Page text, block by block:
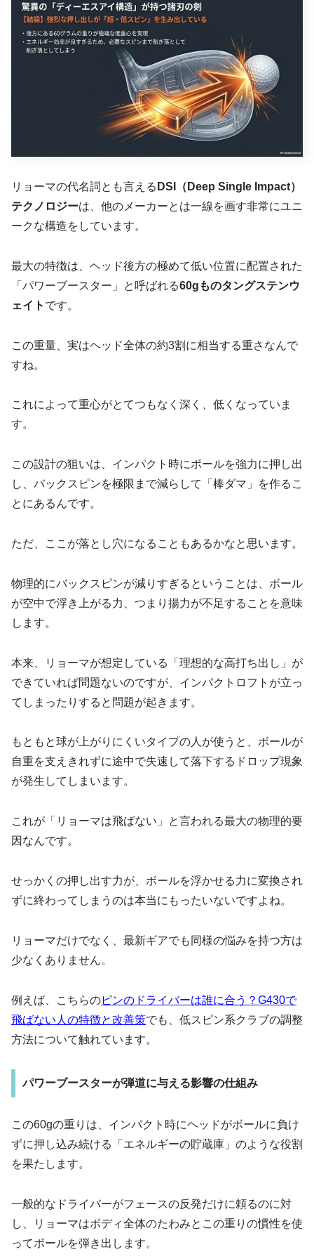
リョーマの代名詞とも言える DSI（Deep Single Impact）
テクノロジーは、他のメーカーとは一線を画す非常にユニ
ークな構造をしています。
最大の特徴は、ヘッド後方の極めて低い位置に配置された
「パワーブースター」と呼ばれる60gものタングステンウ
ェイト です。
この重量、実はヘッド全体の約3割に相当する重さなんで
すね。
これによって重心がとてつもなく深く、低くなっていま
す。
この設計の狙いは、インパクト時にボールを強力に押し出
し、バックスピンを極限まで減らして「棒ダマ」を作るこ
とにあるんです。
ただ、ここが落とし穴になることもあるかなと思います。
物理的にバックスピンが減りすぎるということは、ボール
が空中で浮き上がる力、つまり揚力が不足することを意味
します。
本来、リョーマが想定している「理想的な高打ち出し」が
できていれば問題ないのですが、インパクトロフトが立っ
てしまったりすると問題が起きます。
もともと球が上がりにくいタイプの人が使うと、ボールが
自重を支えきれずに途中で失速して落下する ドロップ現象
が発生してしまいます。
これが「リョーマは飛ばない」と言われる最大の物理的要
因なんです。
せっかくの押し出す力が、ボールを浮かせる力に変換され
ずに終わってしまうのは本当にもったいないですよね。
リョーマだけでなく、最新ギアでも同様の悩みを持つ方は
少なくありません。
例えば、こちらのピンのドライバーは誰に合う？G430で
飛ばない人の特徴と改善策でも、低スピン系クラブの調整
方法について触れています。
パワーブースターが弾道に与える影響の仕組み
この60gの重りは、インパクト時にヘッドがボールに負け
ずに押し込み続ける「エネルギーの貯蔵庫」のような役割
を果たします。
一般的なドライバーがフェースの反発だけに頼るのに対
し、リョーマはボディ全体のたわみとこの重りの慣性を使
ってボールを弾き出します。